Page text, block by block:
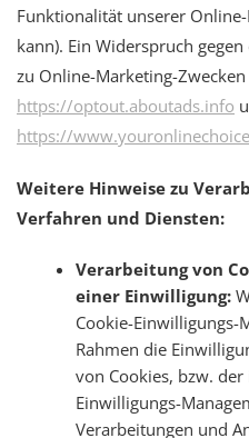
Funktionalität unserer
kann). Ein Widerspruch
zu Online-Marketing-
https://optout.aboutads.info
https://
Weitere Hinweise zu
Verfahren und Diensten:
Verarbeitung von
einer Einwilligung:
Cookie-Einwilligungs-
Rahmen die
von Cookies, bzw.
Einwilligungs-
Verarbeitungen und